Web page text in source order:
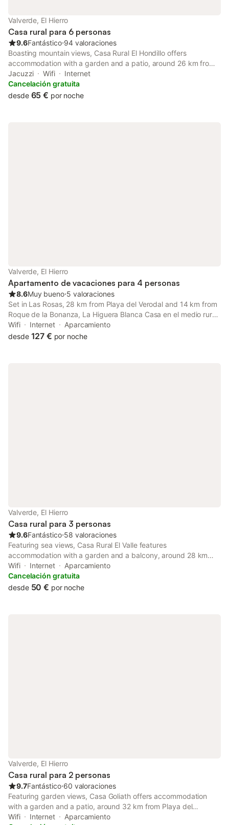
Valverde, El Hierro
Casa rural para 6 personas
9.6Fantástico⋅94 valoraciones
Boasting mountain views, Casa Rural El Hondillo offers
accommodation with a garden and a patio, around 26 km from
Playa del Verodal. The property features garden and city views,
and is 15 km from Roque de la Bonanza.
Jacuzzi Wifi
Internet
Cancelación gratuita
desde 65 € por noche
Valverde, El Hierro
Apartamento de vacaciones para 4 personas
8.6Muy bueno⋅5 valoraciones
Set in Las Rosas, 28 km from Playa del Verodal and 14 km from
Roque de la Bonanza, La Higuera Blanca Casa en el medio rural
offers a garden and air conditioning. This property offers
access to a terrace, free private parking and free WiFi.
Wifi Internet
Aparcamiento
desde 127 € por noche
Valverde, El Hierro
Casa rural para 3 personas
9.6Fantástico⋅58 valoraciones
Featuring sea views, Casa Rural El Valle features
accommodation with a garden and a balcony, around 28 km
from Playa del Verodal. This property offers access to a terrace
and free private parking.
Wifi Internet
Aparcamiento
Cancelación gratuita
desde 50 € por noche
Valverde, El Hierro
Casa rural para 2 personas
9.7Fantástico⋅60 valoraciones
Featuring garden views, Casa Goliath offers accommodation
with a garden and a patio, around 32 km from Playa del
Verodal. Both free WiFi and parking on-site are available at the
Wifi Internet
Aparcamiento